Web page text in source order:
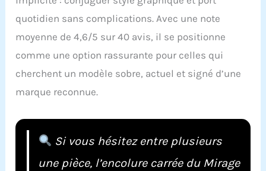
quotidien sans complications. Avec une note
moyenne de 4,6/5 sur 40 avis, il se positionne
comme une option rassurante pour celles qui
cherchent un modèle sobre, actuel et signé d’une
marque reconnue.
Si vous hésitez entre plusieurs
une pièce, l’encolure carrée du Mirage